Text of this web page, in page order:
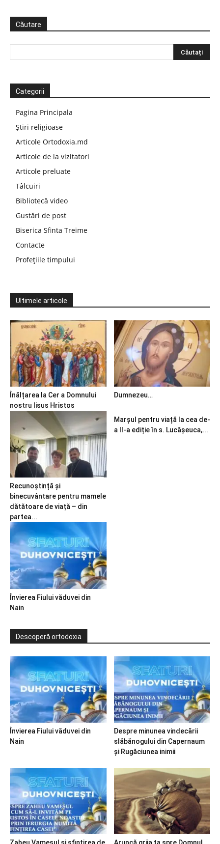
Căutare
Categorii
Pagina Principala
Știri religioase
Articole Ortodoxia.md
Articole de la vizitatori
Articole preluate
Tâlcuiri
Bibliotecă video
Gustări de post
Biserica Sfinta Treime
Contacte
Profețiile timpului
Ultimele articole
Înălțarea la Cer a Domnului
nostru Iisus Hristos
Dumnezeu…
Recunoștință și
binecuvântare pentru mamele
dătătoare de viață – din
partea...
Marșul pentru viață la cea de-
a II-a ediție în s. Lucășeuca,...
Învierea Fiului văduvei din
Nain
Descoperă ortodoxia
Învierea Fiului văduvei din
Nain
Despre minunea vindecării
slăbănogului din Capernaum
și Rugăciunea inimii